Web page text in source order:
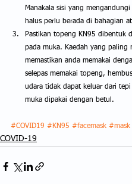
Manakala sisi yang
halus perlu berada di bahagian
Pastikan topeng KN95 dibentuk
pada muka. Kaedah yang paling
memastikan anda memakai
selepas memakai topeng,
udara tidak dapat keluar dari
muka dipakai dengan betul.
#COVID19 #KN95 #facemask #mask
COVID-19